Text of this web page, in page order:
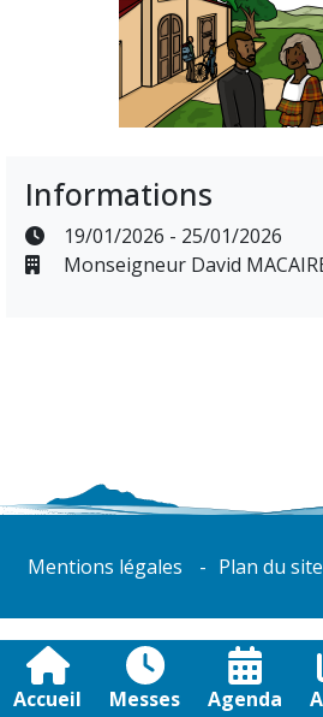
Accueil Messes Agenda
Informations
19/01/2026 - 25/01/2026
Monseigneur David
Mentions légales Plan du site